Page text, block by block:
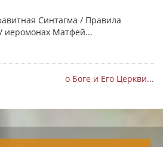
Синтагма / Правила
иеромонах Матфей...
о Боге и Его Церкви...